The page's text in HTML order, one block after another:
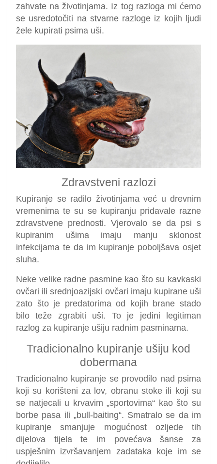
zahvate na životinjama. Iz tog razloga mi ćemo
se usredotočiti na stvarne razloge iz kojih ljudi
žele kupirati psima uši.
Zdravstveni razlozi
Kupiranje se radilo životinjama već u drevnim
vremenima te su se kupiranju pridavale razne
zdravstvene prednosti. Vjerovalo se da psi s
kupiranim ušima imaju manju sklonost
infekcijama te da im kupiranje poboljšava osjet
sluha.
Neke velike radne pasmine kao što su kavkaski
ovčari ili srednjoazijski ovčari imaju kupirane uši
zato što je predatorima od kojih brane stado
bilo teže zgrabiti uši. To je jedini legitiman
razlog za kupiranje ušiju radnim pasminama.
Tradicionalno kupiranje ušiju kod
dobermana
Tradicionalno kupiranje se provodilo nad psima
koji su korišteni za lov, obranu stoke ili koji su
se natjecali u krvavim „sportovima“ kao što su
borbe pasa ili „bull-baiting“. Smatralo se da im
kupiranje smanjuje mogućnost ozljede tih
dijelova tijela te im povećava šanse za
uspješnim izvršavanjem zadataka koje im se